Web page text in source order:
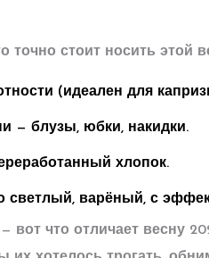
точно стоит носить этой
(идеален для
— блузы, юбки, накидки.
хлопок.
светлый, варёный, с
вот что отличает весну